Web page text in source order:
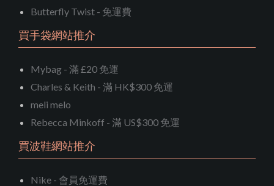
Butterfly Twist - 免運費
買手袋網站推介
Mybag - 滿 £20 免運
Charles & Keith - 滿 HK$300 免運
meli melo
Rebecca Minkoff - 滿 US$300 免運
買波鞋網站推介
Nike - 會員免運費